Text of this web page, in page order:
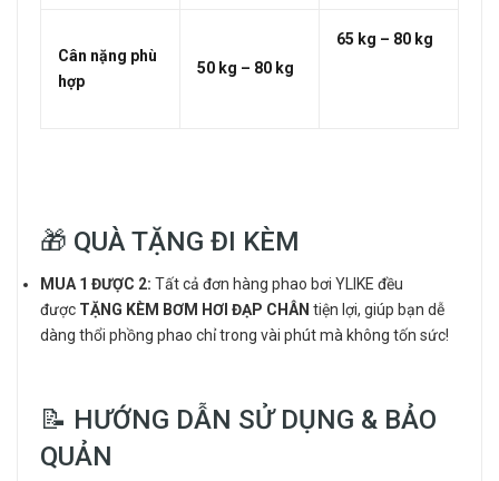
Cân nặng phù
hợp
50 kg – 80 kg
65 kg – 80 kg
🎁 QUÀ TẶNG ĐI KÈM
MUA 1 ĐƯỢC 2: Tất cả đơn hàng phao bơi YLIKE đều
được TẶNG KÈM BƠM HƠI ĐẠP CHÂN tiện lợi, giúp bạn dễ
dàng thổi phồng phao chỉ trong vài phút mà không tốn sức!
📝 HƯỚNG DẪN SỬ DỤNG & BẢO
QUẢN